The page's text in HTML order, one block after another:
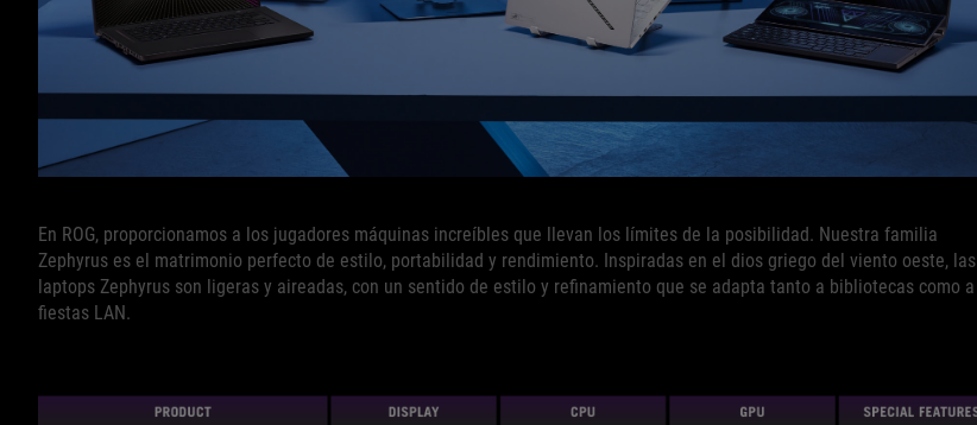
En ROG, proporcionamos a los jugadores máquinas increíbles que llevan los límites de la posibilidad. Nuestra familia
Zephyrus es el matrimonio perfecto de estilo, portabilidad y rendimiento. Inspiradas en el dios griego del viento oeste, las
laptops Zephyrus son ligeras y aireadas, con un sentido de estilo y refinamiento que se adapta tanto a bibliotecas como a
fiestas LAN.